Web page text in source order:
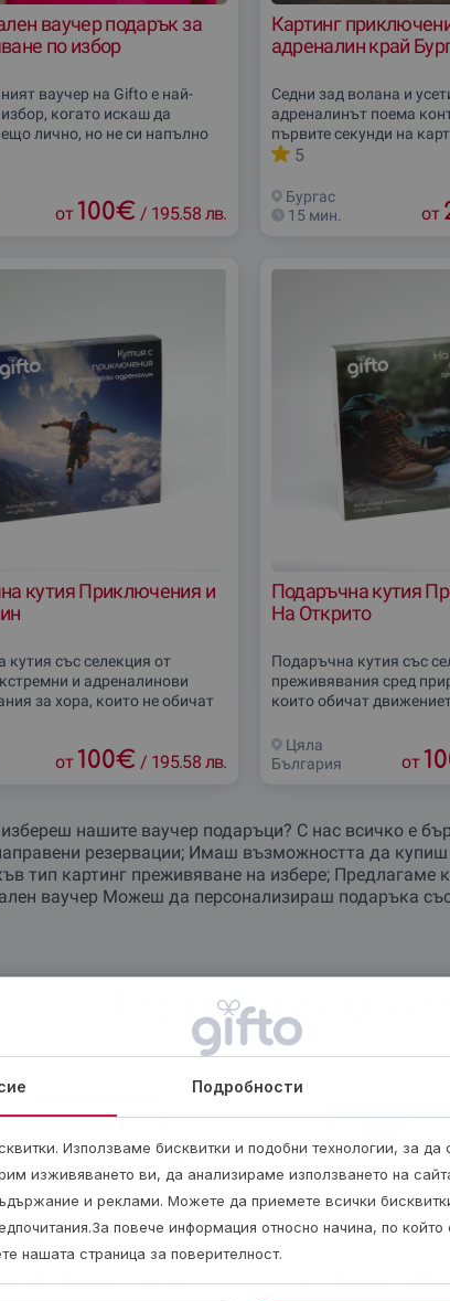
ваучер подарък за
по избор
ваучер на Gifto е най-
когато искаш да
лично, но не си напълно
най-много. Вместо да
неподходящ
от 100€ / 195.58 лв.
Картинг
адреналин край
Седни зад волана и
адреналинът поема
първите секунди на
Това преживяване край
дух и силните
5
Бургас
15 мин.
от
кутия Приключения и
кутия със селекция от
и адреналинови
за хора, които не обичат
търси движение, тръпка,
от 100€ / 195.58 лв.
Подаръчна кутия
На Открито
Подаръчна кутия със
преживявания сред
които обичат
на открито като офроуд,
водни
Цяла
България
от
нашите ваучер подаръци? С нас всичко е
резервации; Имаш възможността да
тип картинг преживяване на избере;
ваучер Можеш да персонализираш подаръка
Подаръци в
e-mail- 24/7! E-mail
Подробности
Използваме бисквитки и подобни технологии, за да
изживяването ви, да анализираме използването на
и реклами. Можете да приемете всички
повече информация относно начина, по
нашата страница за поверителност.